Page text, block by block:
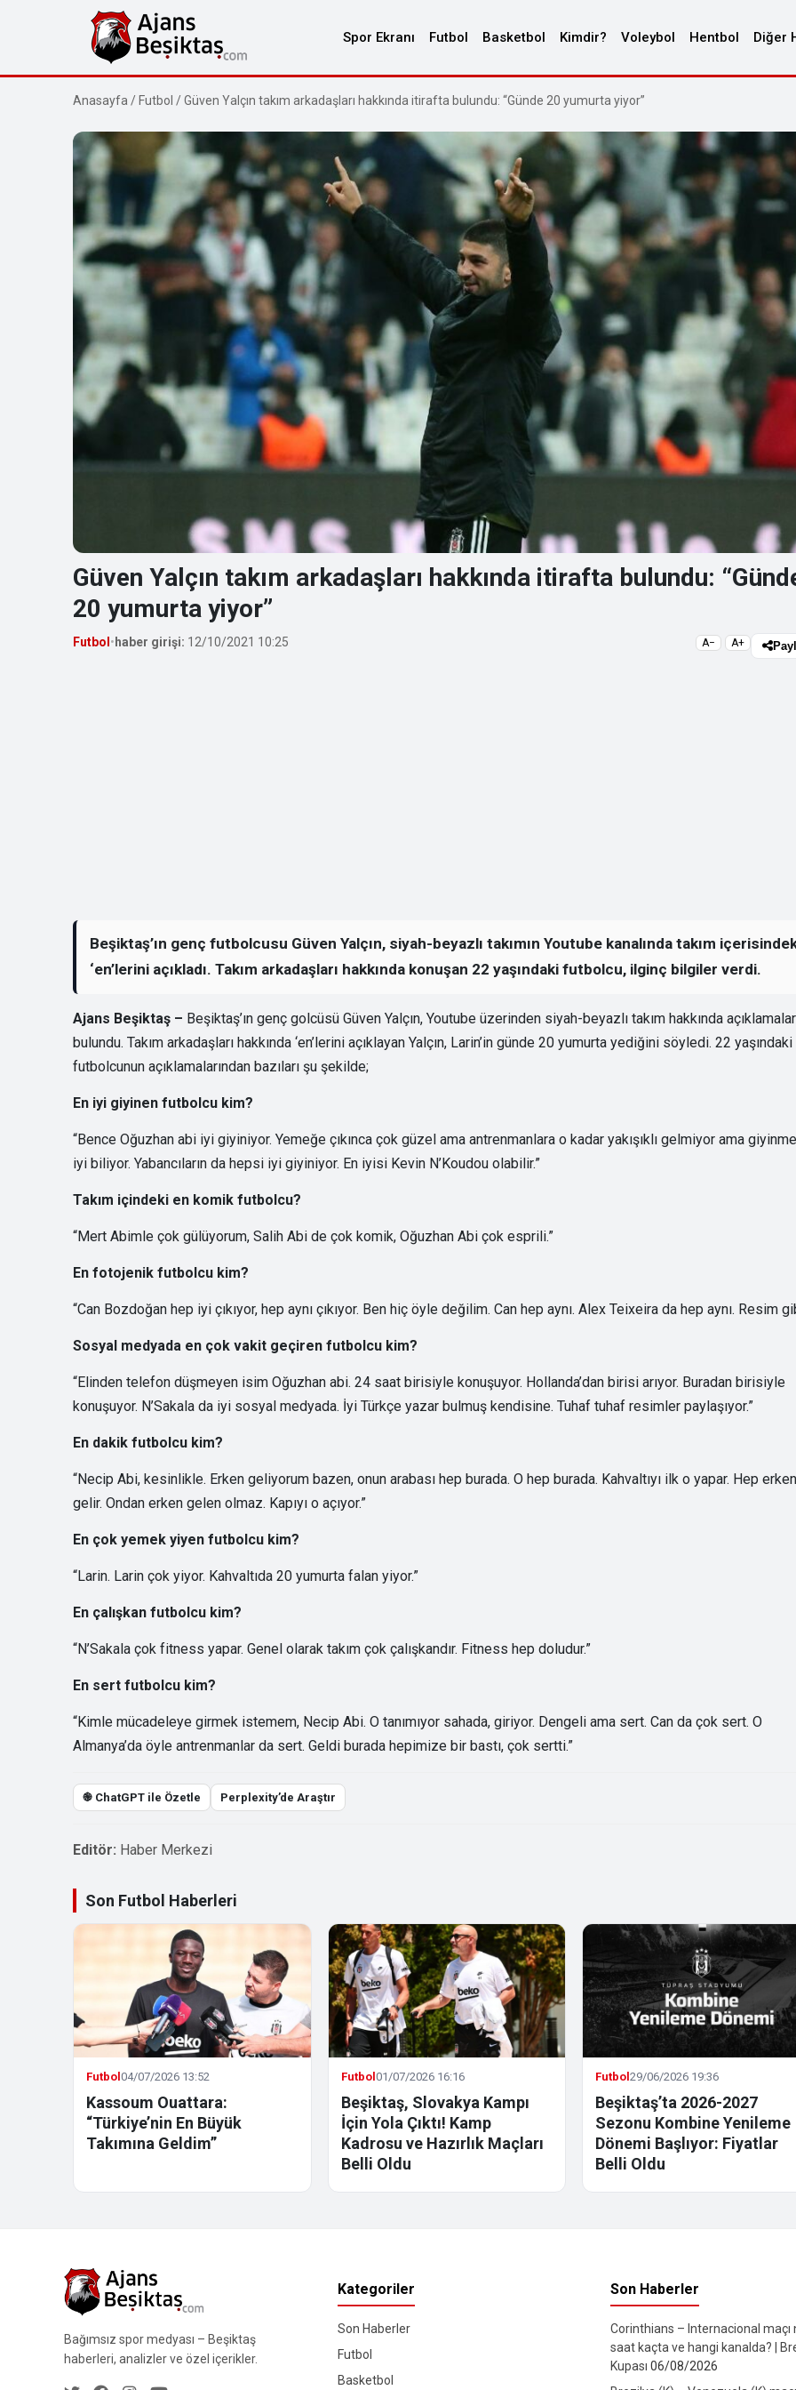
Spor Ekranı Futbol Basketbol Kimdir? Voleybol Hentbol Diğer
Anasayfa / Futbol /Güven Yalçın takım arkadaşları hakkında itirafta bulundu: “Günde 20 yumurta yiyor”
Güven Yalçın takım arkadaşları hakkında itirafta bulundu:
20 yumurta yiyor”
Futbol • haber girişi: 12/10/2021 10:25 A− A+
Beşiktaş’ın genç futbolcusu Güven Yalçın, siyah-beyazlı takımın Youtube kanalında takım
‘en’lerini açıkladı. Takım arkadaşları hakkında konuşan 22 yaşındaki futbolcu, ilginç bilgiler verdi.
Ajans Beşiktaş – Beşiktaş’ın genç golcüsü Güven Yalçın, Youtube üzerinden siyah-beyazlı takım hakkında
bulundu. Takım arkadaşları hakkında ‘en’lerini açıklayan Yalçın, Larin’in günde 20 yumurta yediğini söyledi. 22 yaşındaki
futbolcunun açıklamalarından bazıları şu şekilde;
En iyi giyinen futbolcu kim?
“Bence Oğuzhan abi iyi giyiniyor. Yemeğe çıkınca çok güzel ama antrenmanlara o kadar yakışıklı gelmiyor ama
iyi biliyor. Yabancıların da hepsi iyi giyiniyor. En iyisi Kevin N’Koudou olabilir.”
Takım içindeki en komik futbolcu?
“Mert Abimle çok gülüyorum, Salih Abi de çok komik, Oğuzhan Abi çok esprili.”
En fotojenik futbolcu kim?
“Can Bozdoğan hep iyi çıkıyor, hep aynı çıkıyor. Ben hiç öyle değilim. Can hep aynı. Alex Teixeira da hep aynı. Resim
Sosyal medyada en çok vakit geçiren futbolcu kim?
“Elinden telefon düşmeyen isim Oğuzhan abi. 24 saat birisiyle konuşuyor. Hollanda’dan birisi arıyor. Buradan birisiyle
konuşuyor. N’Sakala da iyi sosyal medyada. İyi Türkçe yazar bulmuş kendisine. Tuhaf tuhaf resimler paylaşıyor.”
En dakik futbolcu kim?
“Necip Abi, kesinlikle. Erken geliyorum bazen, onun arabası hep burada. O hep burada. Kahvaltıyı ilk o yapar. Hep erken
gelir. Ondan erken gelen olmaz. Kapıyı o açıyor.”
En çok yemek yiyen futbolcu kim?
“Larin. Larin çok yiyor. Kahvaltıda 20 yumurta falan yiyor.”
En çalışkan futbolcu kim?
“N’Sakala çok fitness yapar. Genel olarak takım çok çalışkandır. Fitness hep doludur.”
En sert futbolcu kim?
“Kimle mücadeleye girmek istemem, Necip Abi. O tanımıyor sahada, giriyor. Dengeli ama sert. Can da çok sert. O
Almanya’da öyle antrenmanlar da sert. Geldi burada hepimize bir bastı, çok sertti.”
֎ ChatGPT ile Özetle Perplexity’de Araştır
Editör: Haber Merkezi
Son Futbol Haberleri
Futbol 04/07/2026 13:52
Kassoum Ouattara:
“Türkiye’nin En Büyük
Takımına Geldim”
Futbol 01/07/2026 16:16
Beşiktaş, Slovakya Kampı
İçin Yola Çıktı! Kamp
Kadrosu ve Hazırlık Maçları
Belli Oldu
Futbol29/06/2026 19:36
Beşiktaş’ta 2026-2027
Sezonu Kombine Yenileme
Dönemi Başlıyor: Fiyatlar
Belli Oldu
Bağımsız spor medyası – Beşiktaş
haberleri, analizler ve özel içerikler.
Kategoriler
Son Haberler
Futbol
Basketbol
Son Haberler
Corinthians – Internacional maçı
saat kaçta ve hangi kanalda? |
Kupası 06/08/2026